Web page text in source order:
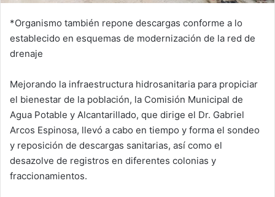
*Organismo también repone descargas conforme a lo
establecido en esquemas de modernización de la red de
drenaje
Mejorando la infraestructura hidrosanitaria para propiciar
el bienestar de la población, la Comisión Municipal de
Agua Potable y Alcantarillado, que dirige el Dr. Gabriel
Arcos Espinosa, llevó a cabo en tiempo y forma el sondeo
y reposición de descargas sanitarias, así como el
desazolve de registros en diferentes colonias y
fraccionamientos.